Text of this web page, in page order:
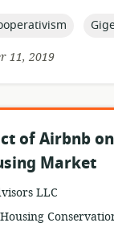
11, 2019
of Airbnb
Market
LLC
Housing